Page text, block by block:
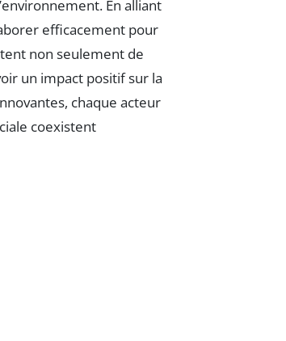
En alliant
efficacement pour
non seulement de
un impact positif sur la
chaque acteur
coexistent